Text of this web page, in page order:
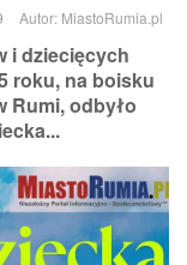
Autor: MiastoRumia.pl
i dziecięcych
roku, na boisku
Rumi, odbyło